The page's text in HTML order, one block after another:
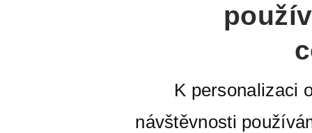
K personalizaci
návštěvnosti